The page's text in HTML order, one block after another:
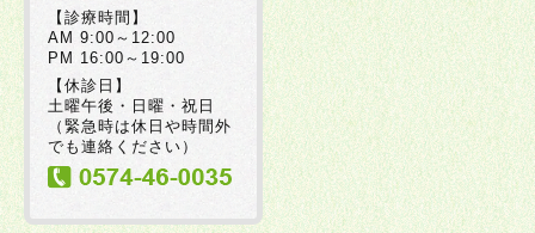
【診療時間】
AM 9:00～12:00
PM 16:00～19:00
【休診日】
土曜午後・日曜・祝日
（緊急時は休日や時間外
でも連絡ください）